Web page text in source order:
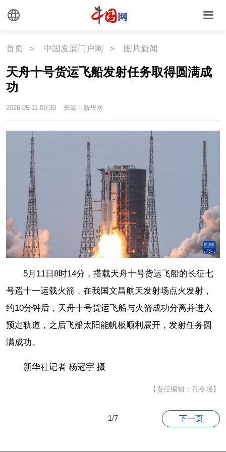
旅游
悦读 民藏
中国瓷
国情
国情
海洋 草原
联盟 心理
首页 > 中国发展门户网 > 图片新闻
天舟十号货运飞船发射任务取得圆满成
功
2026-05-11 09:30 来源：新华网
5月11日8时14分，搭载天舟十号货运飞船的长征七
号遥十一运载火箭，在我国文昌航天发射场点火发射，
约10分钟后，天舟十号货运飞船与火箭成功分离并进入
预定轨道，之后飞船太阳能帆板顺利展开，发射任务圆
满成功。
新华社记者 杨冠宇 摄
【责任编辑：孔令瑶】
1/7 下一页